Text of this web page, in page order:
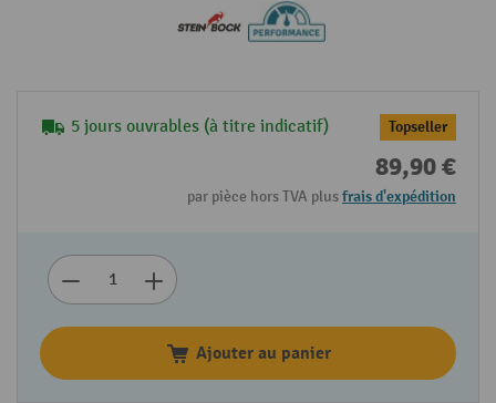
5 jours ouvrables (à titre indicatif) Topseller
89,90 €
par pièce hors TVA plusfrais d'expédition
Ajouter au panier